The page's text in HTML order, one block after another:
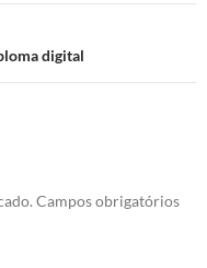
digital
Campos obrigatórios